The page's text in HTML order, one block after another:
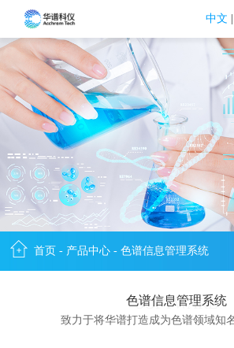
中文
首页 - 产品中心 -色谱信息管理系统
SOFTWARE
色谱信息管理系统
致力于将华谱打造成为色谱领域知